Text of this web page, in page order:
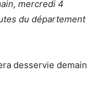
mercredi 4
du département
desservie demain